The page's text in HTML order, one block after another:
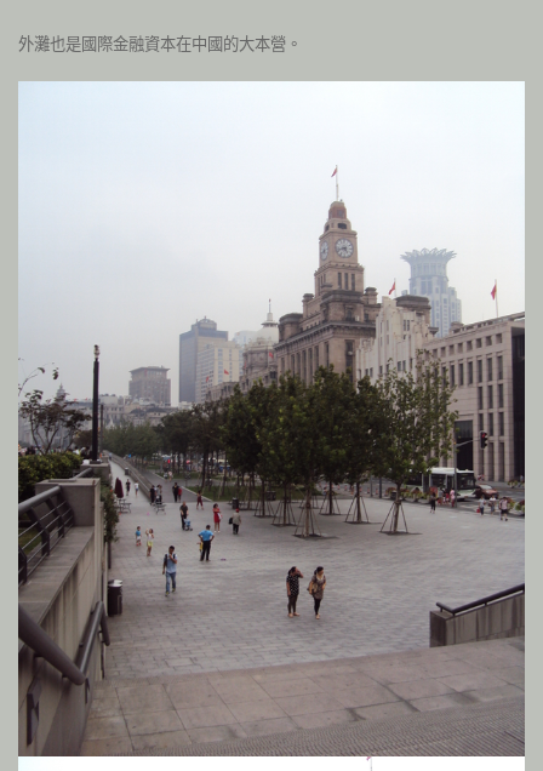
外灘也是國際金融資本在中國的大本營。